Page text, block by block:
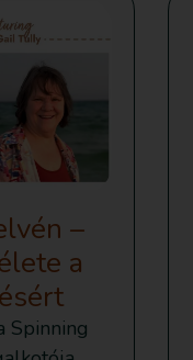
–
a
Spinning